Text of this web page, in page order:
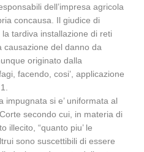
dell’impresa agricola
concausa. Il giudice di
tardiva installazione di reti
causazione del danno da
originato dalla
facendo, cosi’, applicazione
impugnata si e’ uniformata al
secondo cui, in materia di
illecito, “quanto piu’ le
sono suscettibili di essere